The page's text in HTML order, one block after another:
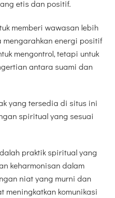
etis dan positif.
memberi wawasan lebih
energi positif
mengontrol, tetapi untuk
antara suami dan
yang tersedia di situs ini
spiritual yang sesuai
praktik spiritual yang
keharmonisan dalam
niat yang murni dan
meningkatkan komunikasi